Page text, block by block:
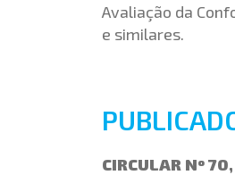
Avaliação da
e similares.
CIRCULAR Nº